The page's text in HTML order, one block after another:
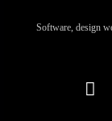
Software, design